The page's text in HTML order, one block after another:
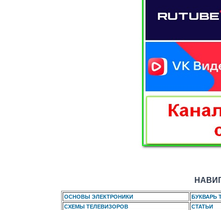
ОСНОВЫ ЭЛЕКТРОНИКИ
БУКВАРЬ
СХЕМЫ ТЕЛЕВИЗОРОВ
СТАТЬИ